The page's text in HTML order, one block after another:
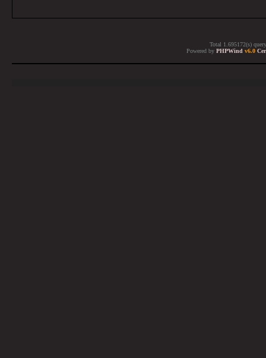
Total 1.695172(s)
Powered by PHPWind v6.0